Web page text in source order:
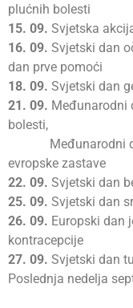
plućnih bolesti
15. 09. Svjetska
16. 09. Svjetski dan
dan prve pomoći
18. 09. Svjetski dan
21. 09. Međunarodni
bolesti,
Međunarodni dan
evropske zastave
22. 09. Svjetski dan
25. 09. Svjetski dan
26. 09. Europski dan
kontracepcije
27. 09. Svjetski dan
Poslednja nedelja